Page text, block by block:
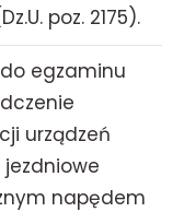
poz. 2175).
egzaminu
urządzeń
napędem